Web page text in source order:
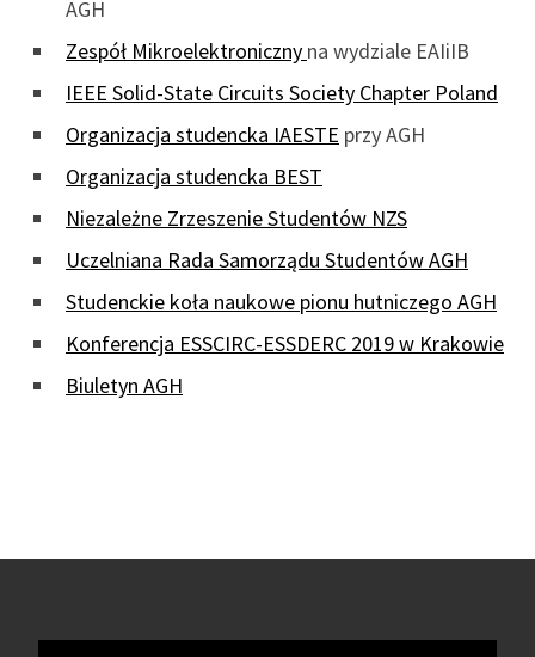
AGH
Zespół Mikroelektroniczny na wydziale EAIiIB
IEEE Solid-State Circuits Society Chapter Poland
Organizacja studencka IAESTE przy AGH
Organizacja studencka BEST
Niezależne Zrzeszenie Studentów NZS
Uczelniana Rada Samorządu Studentów AGH
Studenckie koła naukowe pionu hutniczego AGH
Konferencja ESSCIRC-ESSDERC 2019 w Krakowie
Biuletyn AGH